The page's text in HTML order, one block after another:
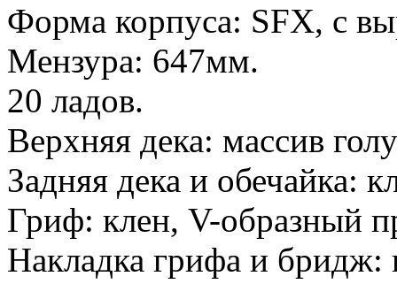
Форма корпуса: SFX, с
Мензура: 647мм.
20 ладов.
Верхняя дека: массив
Задняя дека и обечайка:
Гриф: клен, V-образный
Накладка грифа и бридж: